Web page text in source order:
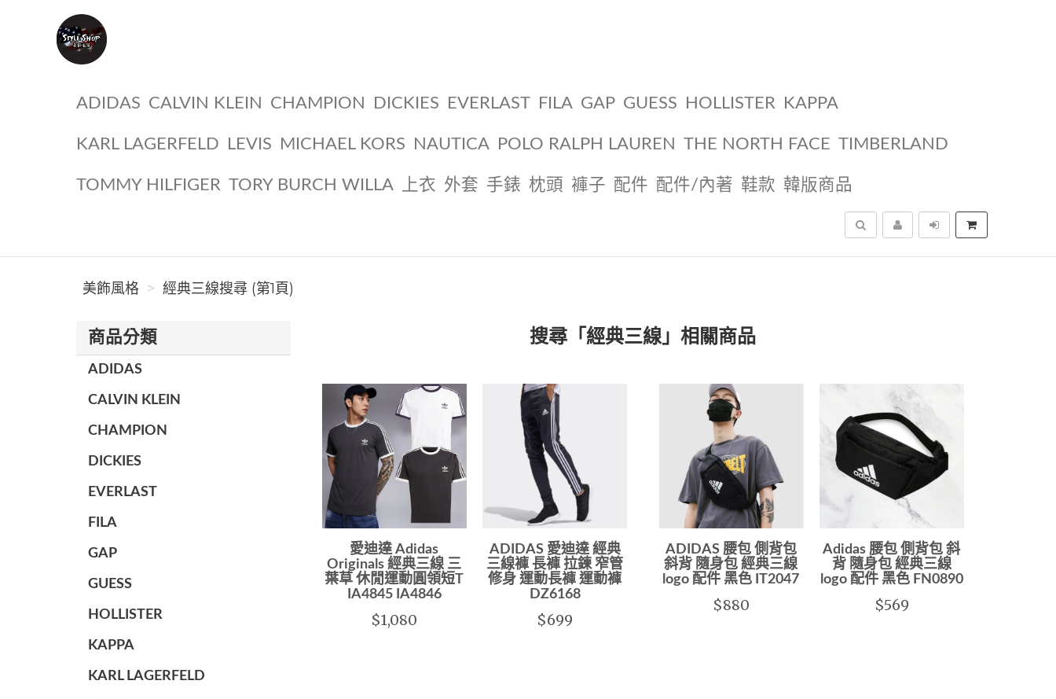
ADIDAS CALVIN KLEIN CHAMPION DICKIES EVERLAST FILA GAP GUESS HOLLISTER KAPPA
KARL LAGERFELD LEVIS MICHAEL KORS NAUTICA POLO RALPH LAUREN THE NORTH FACE TIMBERLAND
TOMMY HILFIGER TORY BURCH WILLA 上衣 外套 手錶 枕頭 褲子 配件 配件/內著 鞋款 韓版商品
搜尋
美飾風格 經典三線搜尋 (第1頁)
商品分類
ADIDAS
CALVIN KLEIN
CHAMPION
DICKIES
EVERLAST
FILA
GAP
GUESS
HOLLISTER
KAPPA
KARL LAGERFELD
搜尋「經典三線」相關商品
愛迪達 Adidas
Originals 經典三線 三
葉草 休閒運動圓領短T
IA4845 IA4846
$1,080
ADIDAS 愛迪達 經典
三線褲 長褲 拉鍊 窄管
修身 運動長褲 運動褲
DZ6168
$699
ADIDAS 腰包 側背包
斜背 隨身包 經典三線
logo 配件 黑色 IT2047
$880
Adidas 腰包 側背包 斜
背 隨身包 經典三線
logo 配件 黑色 FN0890
$569